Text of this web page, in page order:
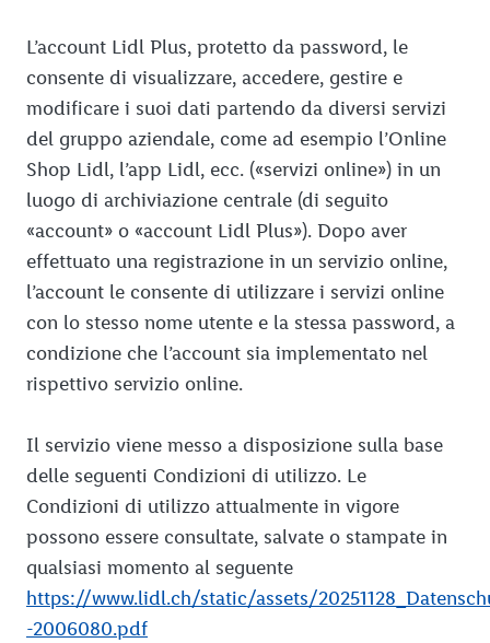
L’account Lidl Plus, protetto da password, le
consente di visualizzare, accedere, gestire e
modificare i suoi dati partendo da diversi servizi
del gruppo aziendale, come ad esempio l’Online
Shop Lidl, l’app Lidl, ecc. («servizi online») in un
luogo di archiviazione centrale (di seguito
«account» o «account Lidl Plus»). Dopo aver
effettuato una registrazione in un servizio online,
l’account le consente di utilizzare i servizi online
con lo stesso nome utente e la stessa password, a
condizione che l’account sia implementato nel
rispettivo servizio online.
Il servizio viene messo a disposizione sulla base
delle seguenti Condizioni di utilizzo. Le
Condizioni di utilizzo attualmente in vigore
possono essere consultate, salvate o stampate in
qualsiasi momento al seguente
https://www.lidl.ch/static/assets/
-2006080.pdf